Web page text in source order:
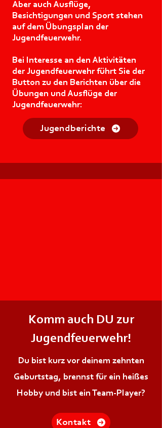
Aber auch Ausflüge,
Besichtigungen und Sport stehen
auf dem Übungsplan der
Jugendfeuerwehr.
Bei Interesse an den Aktivitäten
der Jugendfeuerwehr führt Sie der
Button zu den Berichten über die
Übungen und Ausflüge der
Jugendfeuerwehr:
Jugendberichte
Komm auch DU zur
Jugendfeuerwehr!
Du bist kurz vor deinem zehnten
Geburtstag, brennst für ein heißes
Hobby und bist ein Team-Player?
Kontakt